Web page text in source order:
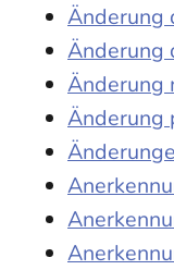
Änderung
Änderung
Änderung
Änderung